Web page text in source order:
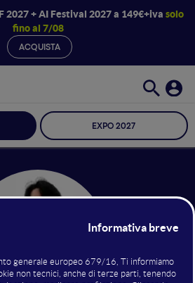
2027 + AI Festival 2027 a 149€+iva solo
fino al 7/08
ACQUISTA
EXPO 2027